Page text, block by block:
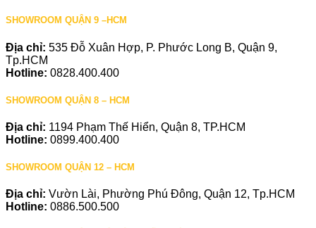
SHOWROOM QUẬN 9 –HCM
Địa chỉ: 535 Đỗ Xuân Hợp, P. Phước Long B, Quận 9,
Tp.HCM
Hotline: 0828.400.400
SHOWROOM QUẬN 8 – HCM
Địa chỉ: 1194 Phạm Thế Hiển, Quận 8, TP.HCM
Hotline: 0899.400.400
SHOWROOM QUẬN 12 – HCM
Địa chỉ: Vườn Lài, Phường Phú Đông, Quận 12, Tp.HCM
Hotline: 0886.500.500